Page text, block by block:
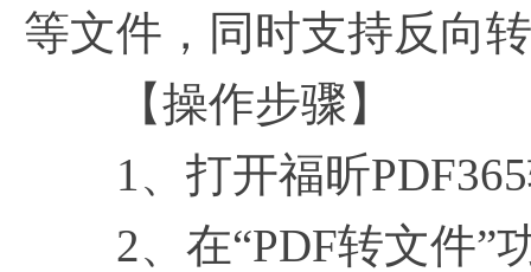
等文件，同时支持反向
【操作步骤】
1、打开福昕PDF365
2、在“PDF转文件”